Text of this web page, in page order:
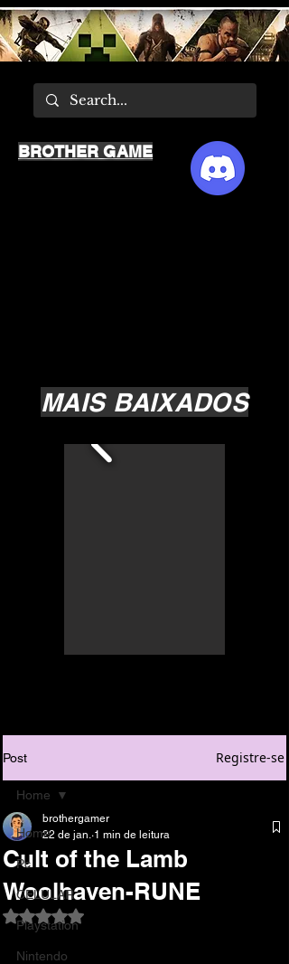
MAIS BAIXADOS
BROTHER GAME
Post Registre-se
Home
Pc
CELULAR
Playstation
Nintendo
Home
Cult of the Lamb
Woolhaven-RUNE
brothergamer
22 de jan. 1 min de leitura
Avaliado com NaN de 5 estrelas.